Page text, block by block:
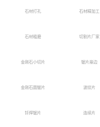
石材打孔 石材精加工
石材粗磨 切割片厂家
金刚石小切片 锯片崩边
金刚石圆锯片 波纹片
钎焊锯片 连续片